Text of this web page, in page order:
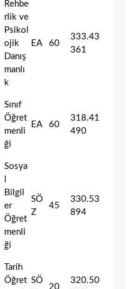
Rehbe
rlik ve
Psikol
ojik
Danış
manlı
k
EA 60
333.43
361
Sınıf
Öğret
menli
ği
EA 60
318.41
490
Sosya
Bilgil
er
Öğret
menli
ği
SÖ
Z
45
330.53
894
Tarih
Öğret SÖ
20
320.50